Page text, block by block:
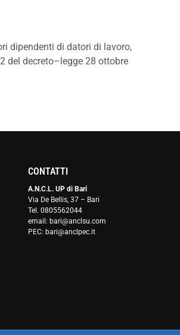
dipendenti di datori di lavoro,
del decreto–legge 28 ottobre
CONTATTI
A.N.C.L. UP di Bari
Via De Bellis, 37 – Bari
Tel. 0805562044
email: bari@anclsu.com
PEC: bari@anclpec.it